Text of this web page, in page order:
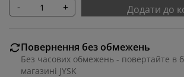
- + Додати до
Повернення без обмежень
Без часових обмежень - повертайте в
магазині JYSK